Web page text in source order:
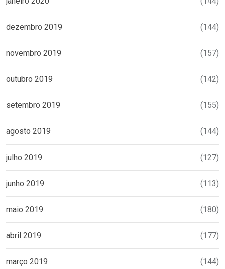
dezembro 2019 (144)
novembro 2019 (157)
outubro 2019 (142)
setembro 2019 (155)
agosto 2019 (144)
julho 2019 (127)
junho 2019 (113)
maio 2019 (180)
abril 2019 (177)
março 2019 (144)